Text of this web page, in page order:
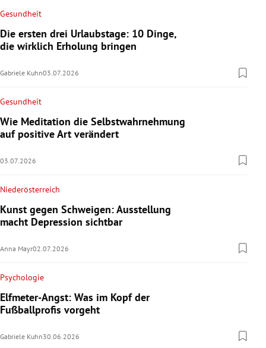
Gesundheit
Die ersten drei Urlaubstage: 10 Dinge,
die wirklich Erholung bringen
Gabriele Kuhn03.07.2026
Gesundheit
Wie Meditation die Selbstwahrnehmung
auf positive Art verändert
03.07.2026
Niederösterreich
Kunst gegen Schweigen: Ausstellung
macht Depression sichtbar
Anna Mayr02.07.2026
Psychologie
Elfmeter-Angst: Was im Kopf der
Fußballprofis vorgeht
Gabriele Kuhn30.06.2026